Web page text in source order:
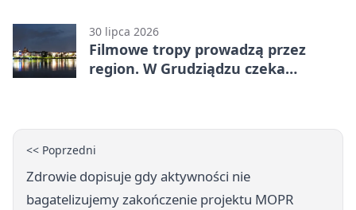
30 lipca 2026
Filmowe tropy prowadzą przez
region. W Grudziądzu czeka
<< Poprzedni
Zdrowie dopisuje gdy aktywności nie
bagatelizujemy zakończenie projektu MOPR